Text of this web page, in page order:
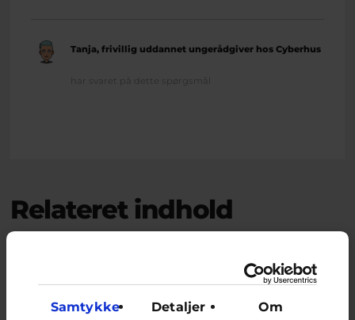
Samtykke Detaljer Om
Tanja, frivillig uddannet ungerådgiver hos Cyberhus
har svaret på dette spørgsmål
Relateret indhold
Brevkassen holder sommerferie, så det er ikke muligt at
oprette et nyt spørgsmål.